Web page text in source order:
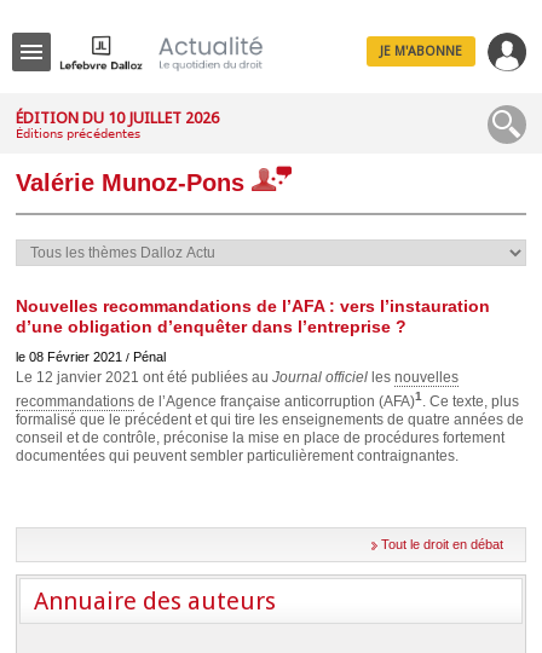
JE M'ABONNE
ÉDITION DU 10 JUILLET 2026
Éditions précédentes
Valérie Munoz-Pons
Nouvelles recommandations de l’AFA : vers l’instauration
d’une obligation d’enquêter dans l’entreprise ?
le 08 Février 2021 / Pénal
Le 12 janvier 2021 ont été publiées au Journal officiel les nouvelles
recommandations de l’Agence française anticorruption (AFA)1. Ce texte, plus
formalisé que le précédent et qui tire les enseignements de quatre années de
conseil et de contrôle, préconise la mise en place de procédures fortement
documentées qui peuvent sembler particulièrement contraignantes.
Tout le droit en débat
Annuaire des auteurs